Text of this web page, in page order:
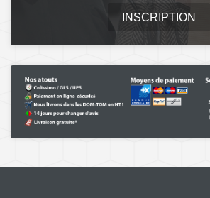
INSCRIPTION